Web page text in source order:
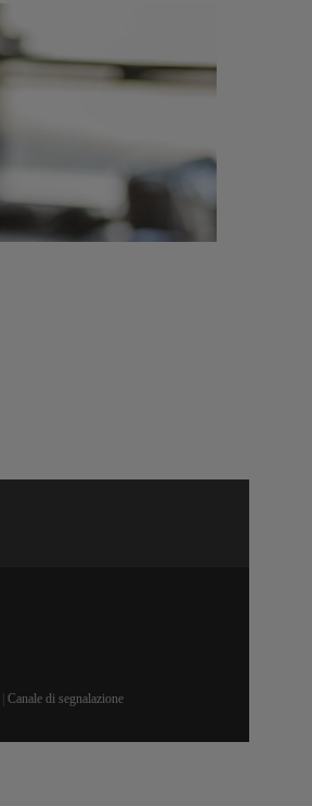
Canale di segnalazione